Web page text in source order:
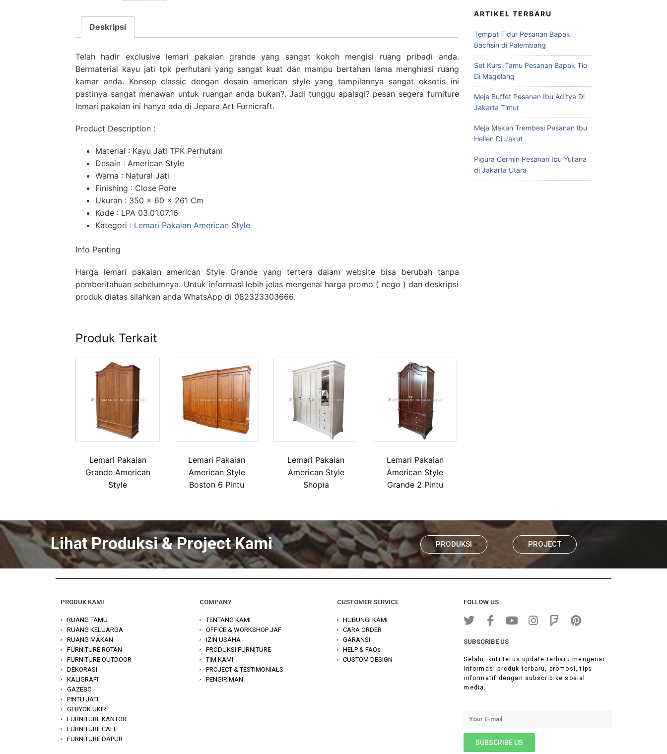
Deskripsi
Telah hadir exclusive lemari pakaian grande yang sangat kokoh mengisi ruang pribadi anda.
Bermaterial kayu jati tpk perhutani yang sangat kuat dan mampu bertahan lama menghiasi ruang
kamar anda. Konsep classic dengan desain american style yang tampilannya sangat eksotis ini
pastinya sangat menawan untuk ruangan anda bukan?. Jadi tunggu apalagi? pesan segera furniture
lemari pakaian ini hanya ada di Jepara Art Furnicraft.
Product Description :
Material : Kayu Jati TPK Perhutani
Desain : American Style
Warna : Natural Jati
Finishing : Close Pore
Ukuran : 350 x 60 x 261 Cm
Kode : LPA 03.01.07.16
Kategori : Lemari Pakaian American Style
Info Penting
Harga lemari pakaian american Style Grande yang tertera dalam website bisa berubah tanpa
pemberitahuan sebelumnya. Untuk informasi lebih jelas mengenai harga promo ( nego ) dan deskripsi
produk diatas silahkan anda WhatsApp di 082323303666.
Produk Terkait
Lemari Pakaian
Grande American
Style
Lemari Pakaian
American Style
Boston 6 Pintu
Lemari Pakaian
American Style
Shopia
Lemari Pakaian
American Style
Grande 2 Pintu
ARTIKEL TERBARU
Tempat Tidur Pesanan Bapak
Bachsin di Palembang
Set Kursi Tamu Pesanan Bapak Tio
Di Magelang
Meja Buffet Pesanan Ibu Aditya Di
Jakarta Timur
Meja Makan Trembesi Pesanan Ibu
Hellen Di Jakut
Pigura Cermin Pesanan Ibu Yuliana
di Jakarta Utara
Lihat Produksi & Project Kami PRODUKSI PROJECT
PRODUK KAMI
RUANG TAMU
RUANG KELUARGA
RUANG MAKAN
FURNITURE ROTAN
FURNITURE OUTDOOR
DEKORASI
KALIGRAFI
GAZEBO
PINTU JATI
GEBYOK UKIR
FURNITURE KANTOR
FURNITURE CAFE
FURNITURE DAPUR
COMPANY
TENTANG KAMI
OFFICE & WORKSHOP JAF
IZIN USAHA
PRODUKSI FURNITURE
TIM KAMI
PROJECT & TESTIMONIALS
PENGIRIMAN
CUSTOMER SERVICE
HUBUNGI KAMI
CARA ORDER
GARANSI
HELP & FAQs
CUSTOM DESIGN
FOLLOW US
SUBSCRIBE US
Selalu ikuti terus update terbaru mengenai
informasi produk terbaru, promosi, tips
informatif dengan subscrib ke sosial
media.